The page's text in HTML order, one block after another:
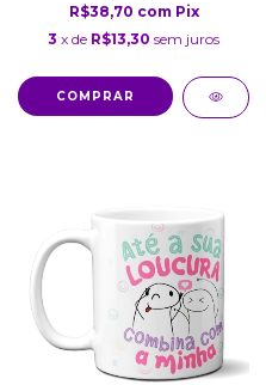
R$38,70 com Pix
3 x de R$13,30 sem juros
COMPRAR